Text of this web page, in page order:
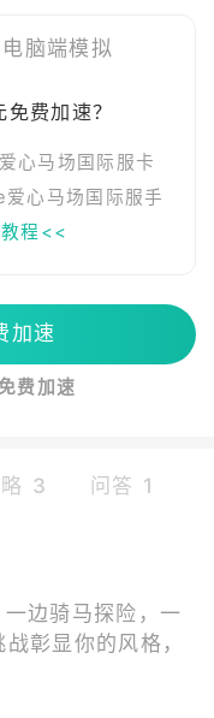
电脑端模拟
费加速？
心马场国际服卡
心马场国际服手
程<<
加速
费加速
3 问答 1
边骑马探险，一
彰显你的风格，